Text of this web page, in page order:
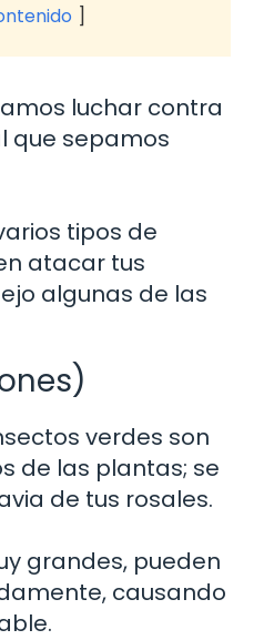
luchar contra
que sepamos
tipos de
atacar tus
algunas de las
verdes son
de las plantas; se
de tus rosales.
grandes, pueden
causando